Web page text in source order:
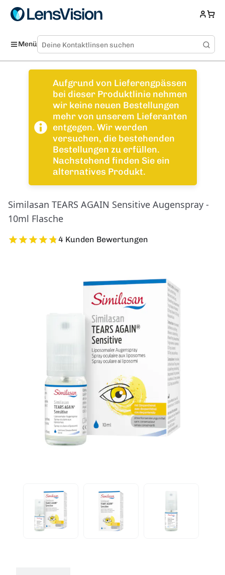
Menü
Aufgrund von Lieferengpässen
bei dieser Produktlinie nehmen
wir keine neuen Bestellungen
mehr von unserem Lieferanten
entgegen. Wir werden
versuchen, die bestehenden
Bestellungen zu erfüllen.
Nachstehend finden Sie ein
alternatives Produkt.
Similasan TEARS AGAIN Sensitive Augenspray -
10ml Flasche
4 Kunden Bewertungen